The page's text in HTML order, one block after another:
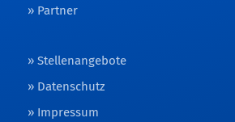
Partner
Stellenangebote
Datenschutz
Impressum